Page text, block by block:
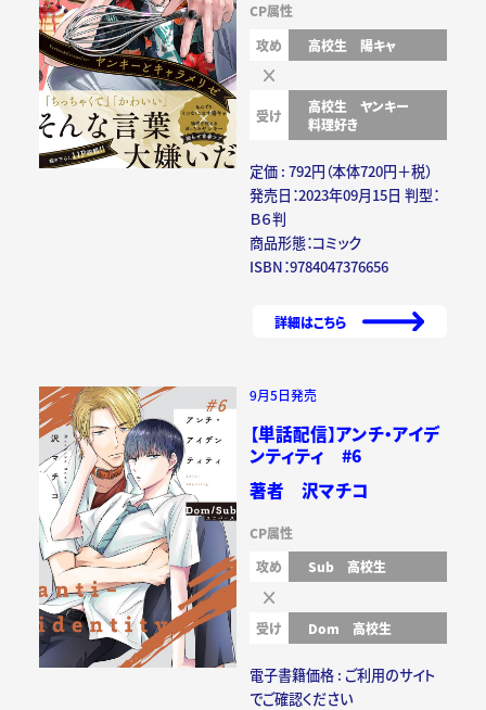
CP属性
攻め
高校生 陽キャ
受け 高校生
ヤンキー
料理好き
定価 : 792円（本体720円＋税）
発売日：2023年09月15日 判型：
Ｂ６判
商品形態：コミック
ISBN：9784047376656
詳細はこちら
9月5日発売
【単話配信】アンチ・アイデ
ンティティ #6
著者 沢マチコ
CP属性
攻め
Sub 高校生
受け Dom 高校生
電子書籍価格 : ご利用のサイト
でご確認ください